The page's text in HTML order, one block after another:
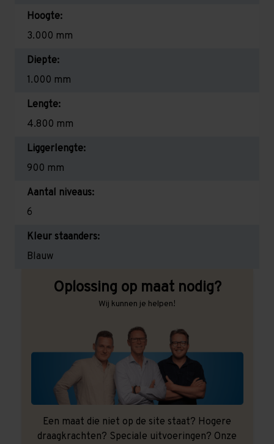
Hoogte:
3.000 mm
Diepte:
1.000 mm
Lengte:
4.800 mm
Liggerlengte:
900 mm
Aantal niveaus:
6
Kleur staanders:
Blauw
Oplossing op maat nodig?
Wij kunnen je helpen!
Een maat die niet op de site staat? Hogere
draagkrachten? Speciale uitvoeringen? Onze